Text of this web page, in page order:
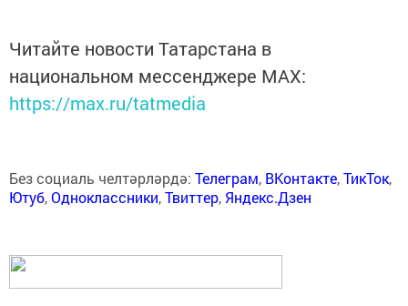
Читайте новости Татарстана в
национальном мессенджере MАХ:
https://max.ru/tatmedia
Без социаль челтәрләрдә: Телеграм, ВКонтакте,ТикТок,
Ютуб,Одноклассники,Твиттер, Яндекс.Дзен